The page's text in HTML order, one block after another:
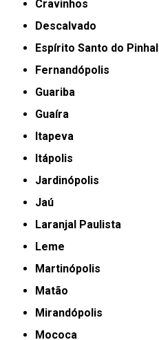
Cravinhos
Descalvado
Espírito Santo do Pinhal
Fernandópolis
Guariba
Guaíra
Itapeva
Itápolis
Jardinópolis
Jaú
Laranjal Paulista
Leme
Martinópolis
Matão
Mirandópolis
Mococa